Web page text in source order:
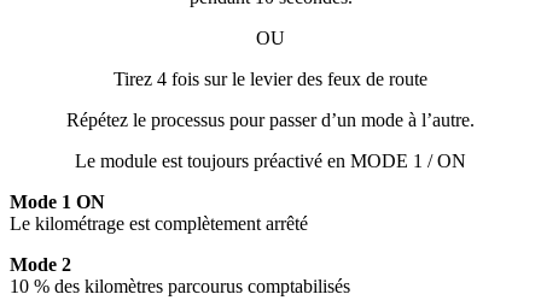
OU
Tirez 4 fois sur le levier des feux de route
Répétez le processus pour passer d’un mode à l’autre.
Le module est toujours préactivé en MODE 1 / ON
Mode 1 ON
Le kilométrage est complètement arrêté
Mode 2
10 % des kilomètres parcourus comptabilisés